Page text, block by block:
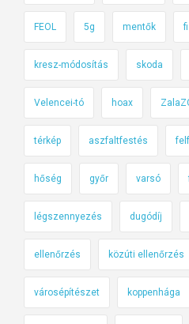
FEOL 5g mentők
kresz-módosítás skoda
Velencei-tó hoax
térkép aszfaltfestés
hőség győr varsó
légszennyezés dugódíj
ellenőrzés közúti ellenőrzés
városépítészet koppenhága